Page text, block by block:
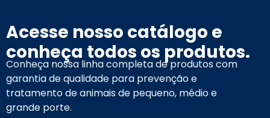
Acesse nosso catálogo e
conheça todos os produtos.
Conheça nossa linha completa de produtos com
garantia de qualidade para prevenção e
tratamento de animais de pequeno, médio e
grande porte.